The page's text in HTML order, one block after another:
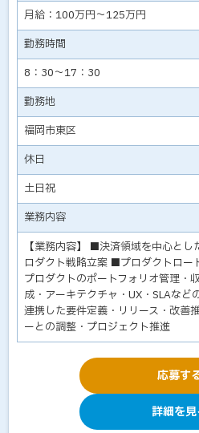
月給：100万円～125万円
勤務時間
8：30～17：30
勤務地
福岡市東区
休日
土日祝
業務内容
【業務内容】 ■決済領域を中心と
ロダクト戦略立案 ■プロダクトロ
プロダクトのポートフォリオ管理・
成・アーキテクチャ・UX・SLAな
連携した要件定義・リリース・改善
ーとの調整・プロジェクト推進
応募す
詳細を見